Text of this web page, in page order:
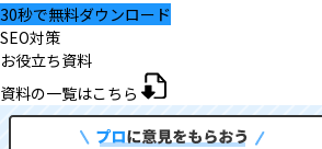
30秒で無料ダウンロード
SEO対策
お役立ち資料
資料の一覧はこちら